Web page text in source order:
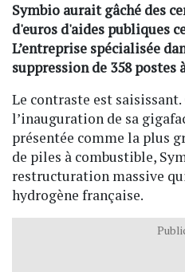
Symbio aurait gâché des
d'euros d'aides publiques
L’entreprise spécialisée
suppression de 358 postes
Le contraste est
l’inauguration de sa
présentée comme la plus
de piles à combustible,
restructuration massive
hydrogène française.